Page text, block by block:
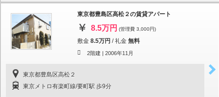
東京都豊島区高松２の賃貸アパート
8.5万円 (管理費 3,000円)
敷金 8.5万円 /礼金 無料
2階建 | 2006年11月
東京都豊島区高松２
東京メトロ有楽町線/要町駅 歩9分